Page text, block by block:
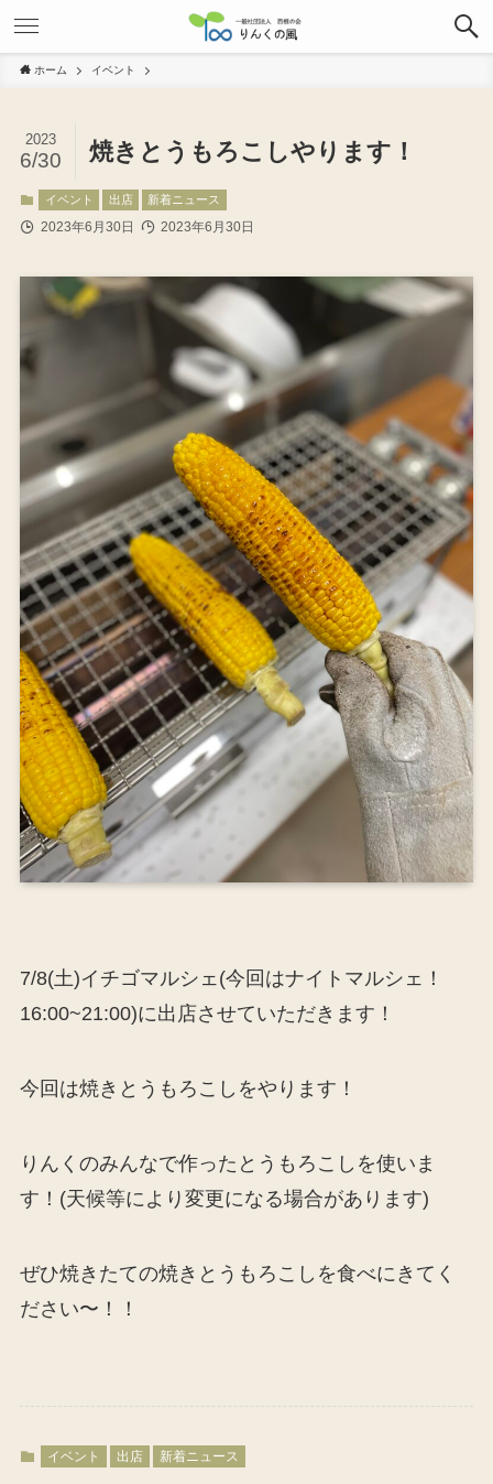
ホーム イベント
焼きとうもろこしやります！
2023
6/30
イベント 出店 新着ニュース
2023年6月30日 2023年6月30日
7/8(土)イチゴマルシェ(今回はナイトマルシェ！
16:00~21:00)に出店させていただきます！
今回は焼きとうもろこしをやります！
りんくのみんなで作ったとうもろこしを使いま
す！(天候等により変更になる場合があります)
ぜひ焼きたての焼きとうもろこしを食べにきてく
ださい〜！！
イベント 出店 新着ニュース